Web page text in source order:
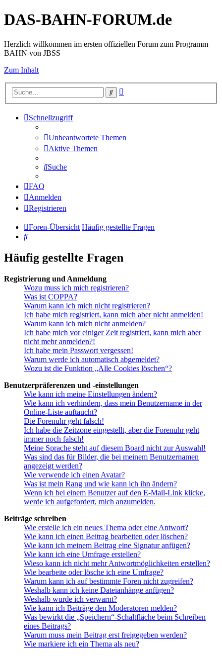
DAS-BAHN-FORUM.de
Herzlich willkommen im ersten offiziellen Forum zum Programm
BAHN von JBSS
Zum Inhalt
Suche
Schnellzugriff
Unbeantwortete Themen
Aktive Themen
Suche
FAQ
Anmelden
Registrieren
Foren-Übersicht Häufig gestellte Fragen
Suche
Häufig gestellte Fragen
Registrierung und Anmeldung
Wozu muss ich mich registrieren?
Was ist COPPA?
Warum kann ich mich nicht registrieren?
Ich habe mich registriert, kann mich aber nicht anmelden!
Warum kann ich mich nicht anmelden?
Ich habe mich vor einiger Zeit registriert, kann mich aber
nicht mehr anmelden?!
Ich habe mein Passwort vergessen!
Warum werde ich automatisch abgemeldet?
Wozu ist die Funktion „Alle Cookies löschen“?
Benutzerpräferenzen und -einstellungen
Wie kann ich meine Einstellungen ändern?
Wie kann ich verhindern, dass mein Benutzername in der
Online-Liste auftaucht?
Die Forenuhr geht falsch!
Ich habe die Zeitzone eingestellt, aber die Forenuhr geht
immer noch falsch!
Meine Sprache steht auf diesem Board nicht zur Auswahl!
Was sind das für Bilder, die bei meinem Benutzernamen
angezeigt werden?
Wie verwende ich einen Avatar?
Was ist mein Rang und wie kann ich ihn ändern?
Wenn ich bei einem Benutzer auf den E-Mail-Link klicke,
werde ich aufgefordert, mich anzumelden.
Beiträge schreiben
Wie erstelle ich ein neues Thema oder eine Antwort?
Wie kann ich einen Beitrag bearbeiten oder löschen?
Wie kann ich meinem Beitrag eine Signatur anfügen?
Wie kann ich eine Umfrage erstellen?
Wieso kann ich nicht mehr Antwortmöglichkeiten erstellen?
Wie bearbeite oder lösche ich eine Umfrage?
Warum kann ich auf bestimmte Foren nicht zugreifen?
Weshalb kann ich keine Dateianhänge anfügen?
Weshalb wurde ich verwarnt?
Wie kann ich Beiträge den Moderatoren melden?
Was bewirkt die „Speichern“-Schaltfläche beim Schreiben
eines Beitrags?
Warum muss mein Beitrag erst freigegeben werden?
Wie markiere ich ein Thema als neu?